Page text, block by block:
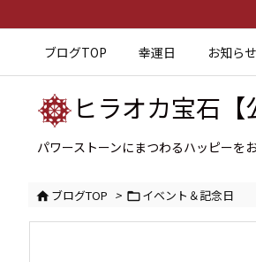
ブログTOP 幸運日 お知ら
ヒラオカ宝石【
パワーストーンにまつわるハッピーを
ブログTOP > イベント＆記念日